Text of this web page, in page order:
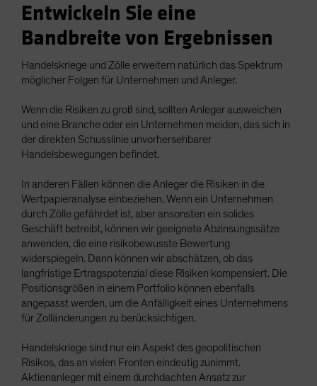
Entwickeln Sie eine
Bandbreite von Ergebnissen
Handelskriege und Zölle erweitern natürlich das Spektrum
möglicher Folgen für Unternehmen und Anleger.
Wenn die Risiken zu groß sind, sollten Anleger ausweichen
und eine Branche oder ein Unternehmen meiden, das sich in
der direkten Schusslinie unvorhersehbarer
Handelsbewegungen befindet.
In anderen Fällen können die Anleger die Risiken in die
Wertpapieranalyse einbeziehen. Wenn ein Unternehmen
durch Zölle gefährdet ist, aber ansonsten ein solides
Geschäft betreibt, können wir geeignete Abzinsungssätze
anwenden, die eine risikobewusste Bewertung
widerspiegeln. Dann können wir abschätzen, ob das
langfristige Ertragspotenzial diese Risiken kompensiert. Die
Positionsgrößen in einem Portfolio können ebenfalls
angepasst werden, um die Anfälligkeit eines Unternehmens
für Zolländerungen zu berücksichtigen.
Handelskriege sind nur ein Aspekt des geopolitischen
Risikos, das an vielen Fronten eindeutig zunimmt.
Aktienanleger mit einem durchdachten Ansatz zur